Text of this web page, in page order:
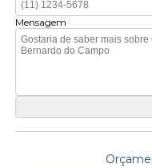
Mensagem